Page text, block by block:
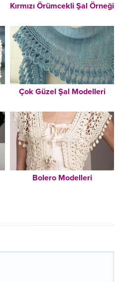
Kırmızı Örümcekli Şal Örneği
Çok Güzel Şal Modelleri
Bolero Modelleri